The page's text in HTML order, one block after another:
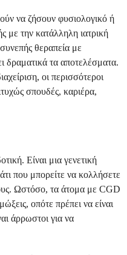
να ζήσουν φυσιολογικό ή
με την κατάλληλη ιατρική
θεραπεία με
δραματικά τα αποτελέσματα.
οι περισσότεροι
σπουδές, καριέρα,
Είναι μια γενετική
που μπορείτε να κολλήσετε
Ωστόσο, τα άτομα με CGD
οπότε πρέπει να είναι
άρρωστοι για να